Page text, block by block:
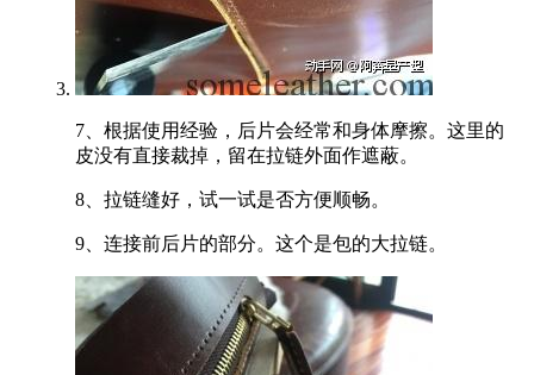
7、根据使用经验，后片会经常和身体摩擦。这里的
皮没有直接裁掉，留在拉链外面作遮蔽。
8、拉链缝好，试一试是否方便顺畅。
9、连接前后片的部分。这个是包的大拉链。